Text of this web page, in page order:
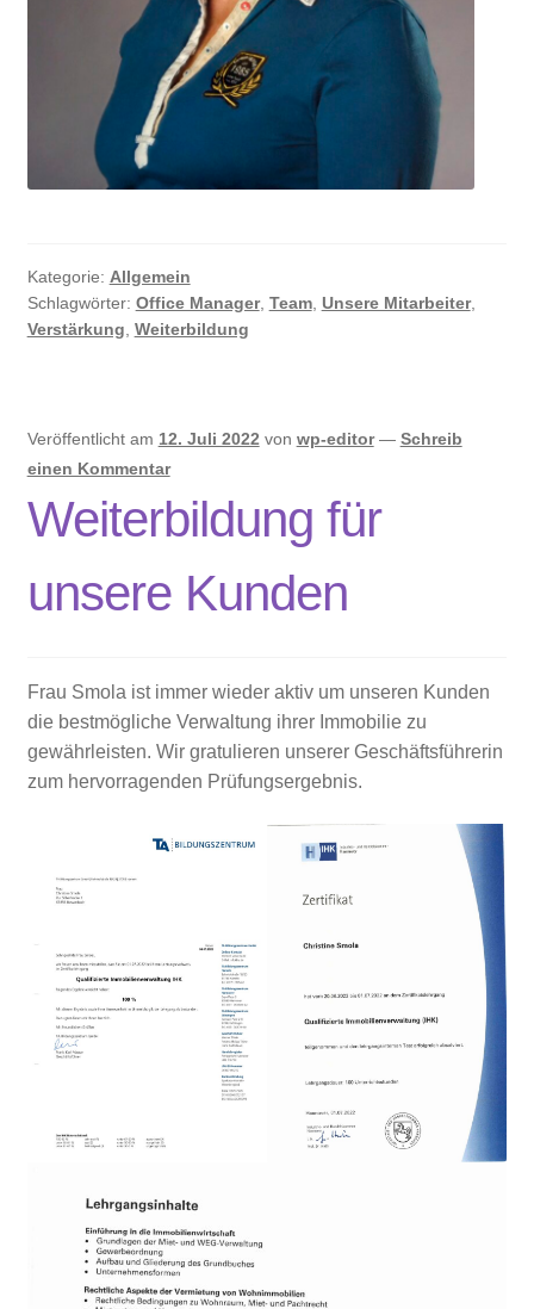
Kategorie: Allgemein
Schlagwörter: Office Manager, Team, Unsere Mitarbeiter,
Verstärkung Weiterbildung
Veröffentlicht am 12. Juli 2022 von wp-editor — Schreib
einen Kommentar
Weiterbildung für
unsere Kunden
Frau Smola ist immer wieder aktiv um unseren Kunden
die bestmögliche Verwaltung ihrer Immobilie zu
gewährleisten. Wir gratulieren unserer Geschäftsführerin
zum hervorragenden Prüfungsergebnis.